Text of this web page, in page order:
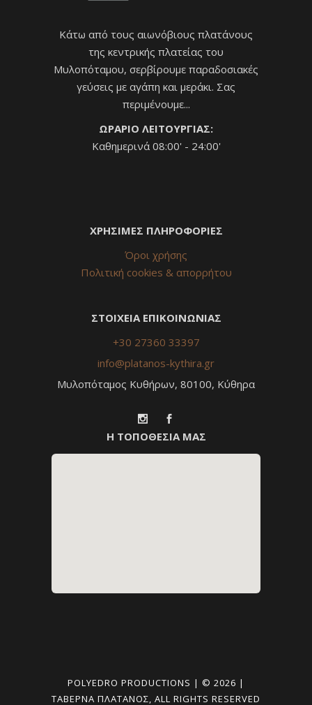
Κάτω από τους αιωνόβιους πλατάνους
της κεντρικής πλατείας του
Μυλοπόταμου, σερβίρουμε παραδοσιακές
γεύσεις με αγάπη και μεράκι. Σας
περιμένουμε...
ΩΡΑΡΙΟ ΛΕΙΤΟΥΡΓΙΑΣ:
Καθημερινά 08:00' - 24:00'
ΧΡΗΣΙΜΕΣ ΠΛΗΡΟΦΟΡΙΕΣ
Όροι χρήσης
Πολιτική cookies & απορρήτου
ΣΤΟΙΧΕΙΑ ΕΠΙΚΟΙΝΩΝΙΑΣ
+30 27360 33397
info@platanos-kythira.gr
Μυλοπόταμος Κυθήρων, 80100, Κύθηρα
Η ΤΟΠΟΘΕΣΙΑ ΜΑΣ
POLYEDRO PRODUCTIONS | © 2026 |
ΤΑΒΈΡΝΑ ΠΛΑΤΑΝΟΣ, ALL RIGHTS RESERVED